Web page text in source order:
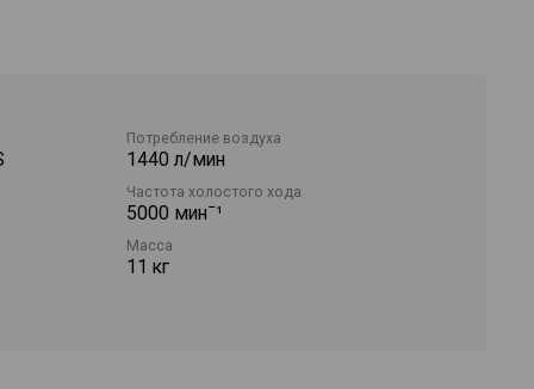
механизм обеспечивает быстрый набор
удобного обращения с устройством
для более удобной работы со спаренными
торцевых ключей со стопорным штифтом
Потребление воздуха
1440 л/мин
Частота холостого хода
5000 минˉ¹
Масса
11 кг